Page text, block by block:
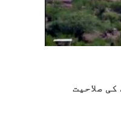
صلاحیت